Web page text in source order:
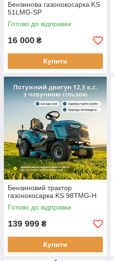
Бензинова газонокосарка KS
51LMG-SP
Готово до відправки
16 000 ₴
Купити
Бензиновий трактор
газонокосарка KS 98TMG-H
Готово до відправки
139 999 ₴
Купити